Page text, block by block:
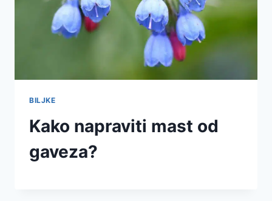
BILJKE
Kako napraviti mast od
gaveza?